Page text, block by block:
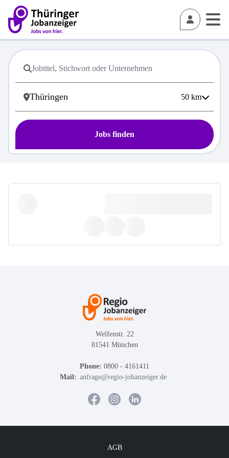
50 km
Jobs finden
Welfenstr. 22
81541 München
Phone: 0800 - 4161411
Mail: anfrage@regio-jobanzeiger.de
AGB